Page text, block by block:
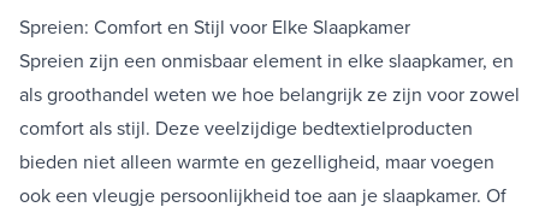
Spreien: Comfort en Stijl voor Elke Slaapkamer
Spreien zijn een onmisbaar element in elke slaapkamer, en
als groothandel weten we hoe belangrijk ze zijn voor zowel
comfort als stijl. Deze veelzijdige bedtextielproducten
bieden niet alleen warmte en gezelligheid, maar voegen
ook een vleugje persoonlijkheid toe aan je slaapkamer. Of